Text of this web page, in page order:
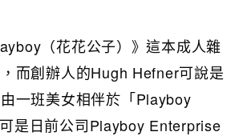
（花花公子）》這本成人雜
而創辦人的Hugh Hefner可說是
一班美女相伴於「Playboy
是日前公司Playboy Enterprise